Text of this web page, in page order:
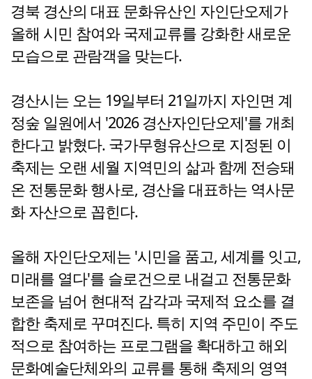
경북 경산의 대표 문화유산인 자인단오제가
올해 시민 참여와 국제교류를 강화한 새로운
모습으로 관람객을 맞는다.
경산시는 오는 19일부터 21일까지 자인면 계
정숲 일원에서 '2026 경산자인단오제'를 개최
한다고 밝혔다. 국가무형유산으로 지정된 이
축제는 오랜 세월 지역민의 삶과 함께 전승돼
온 전통문화 행사로, 경산을 대표하는 역사문
화 자산으로 꼽힌다.
올해 자인단오제는 '시민을 품고, 세계를 잇고,
미래를 열다'를 슬로건으로 내걸고 전통문화
보존을 넘어 현대적 감각과 국제적 요소를 결
합한 축제로 꾸며진다. 특히 지역 주민이 주도
적으로 참여하는 프로그램을 확대하고 해외
문화예술단체와의 교류를 통해 축제의 영역